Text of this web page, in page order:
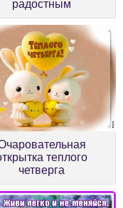
радостным
теплого
четверга